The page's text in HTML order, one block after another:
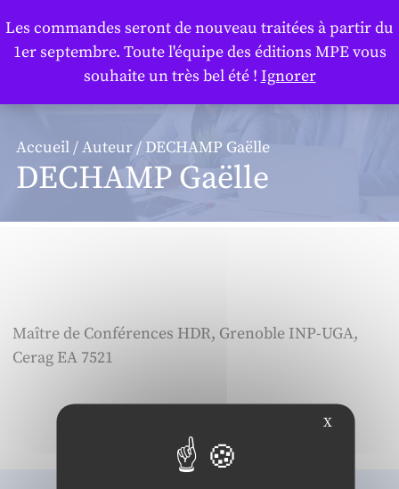
Accueil/Auteur/ DECHAMP Gaëlle
DECHAMP Gaëlle
Maître de Conférences HDR, Grenoble INP-UGA,
Cerag EA 7521
Les commandes seront de nouveau traitées à partir du
1er septembre. Toute l'équipe des éditions MPE vous
souhaite un très bel été ! Ignorer
X